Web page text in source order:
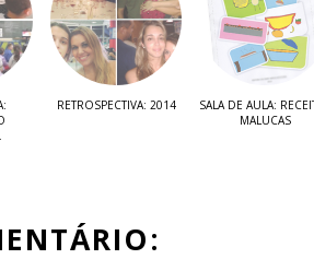
RETROSPECTIVA: 2014
SALA DE AULA:
MALUCAS